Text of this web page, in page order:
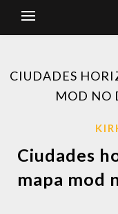
CIUDADES
MOD NO
Ciudades
mapa mod